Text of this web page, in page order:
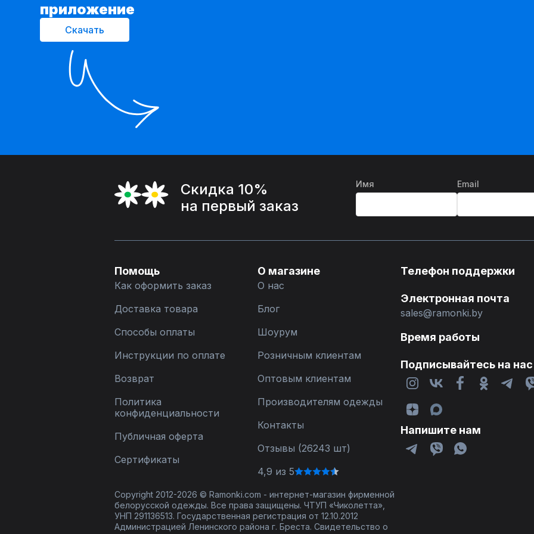
приложение
Скачать
Скидка 10%
на первый заказ
Имя Email
Помощь
Как оформить заказ
Доставка товара
Способы оплаты
Инструкции по оплате
Возврат
Политика
конфиденциальности
Публичная оферта
Сертификаты
О магазине
О нас
Блог
Шоурум
Розничным клиентам
Оптовым клиентам
Производителям одежды
Контакты
Отзывы (26243 шт)
4,9 из 5
Телефон поддержки
Электронная почта
sales@ramonki.by
Время работы
Подписывайтесь на нас
Напишите нам
Copyright 2012-2026 © Ramonki.com - интернет-магазин фирменной
белорусской одежды. Все права защищены. ЧТУП «Чиколетта»,
УНП 291136513. Государственная регистрация от 12.10.2012
Администрацией Ленинского района г. Бреста. Свидетельство о